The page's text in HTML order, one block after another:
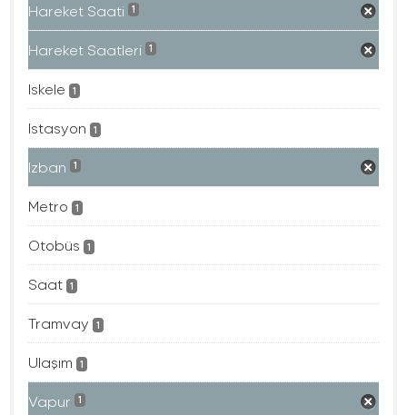
Hareket Saati 1
Hareket Saatleri 1
Iskele 1
Istasyon 1
Izban 1
Metro 1
Otobüs 1
Saat 1
Tramvay 1
Ulaşım 1
Vapur 1